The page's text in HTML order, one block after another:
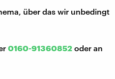
über das wir unbedingt
0160-91360852 oder an